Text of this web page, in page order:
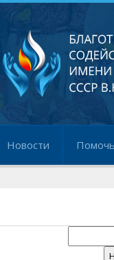
Новости Помочь